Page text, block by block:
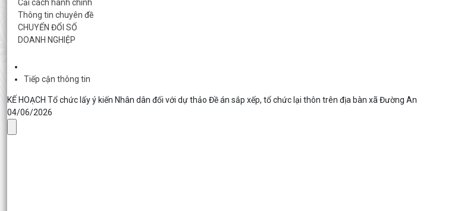
Cải cách hành chính
Thông tin chuyên đề
CHUYỂN ĐỔI SỐ
DOANH NGHIỆP
Tiếp cận thông tin
KẾ HOẠCH Tổ chức lấy ý kiến Nhân dân đối với dự thảo Đề án sắp xếp, tổ chức lại thôn trên địa bàn xã Đường An
04/06/2026